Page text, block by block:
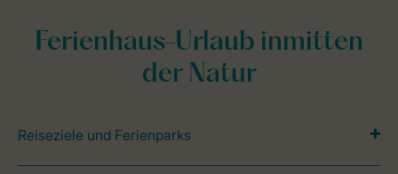
Ferienhaus-Urlaub inmitten
der Natur
Reiseziele und Ferienparks